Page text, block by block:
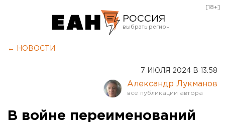
РОССИЯ
Оренбург
[18+]
← НОВОСТИ
7 ИЮЛЯ 2024 В 13:58
Александр Лукманов
В войне переименований